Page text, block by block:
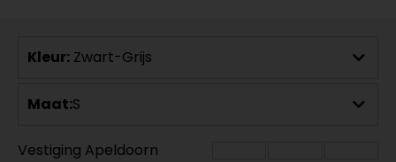
Kleur: Zwart-Grijs
Maat:S
Vestiging Apeldoorn